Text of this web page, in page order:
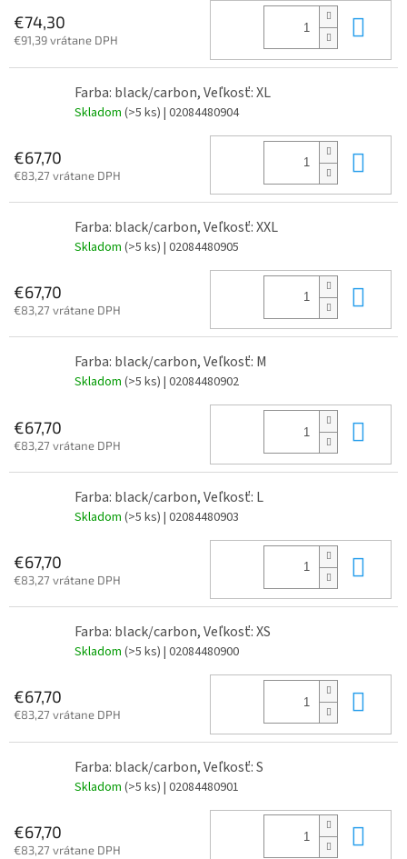
€74,30
€91,39 vrátane DPH
Farba: black/carbon, Veľkosť: XL
Skladom (>5 ks) | 02084480904
€67,70
€83,27 vrátane DPH
Farba: black/carbon, Veľkosť: XXL
Skladom (>5 ks) | 02084480905
€67,70
€83,27 vrátane DPH
Farba: black/carbon, Veľkosť: M
Skladom (>5 ks) | 02084480902
€67,70
€83,27 vrátane DPH
Farba: black/carbon, Veľkosť: L
Skladom (>5 ks) | 02084480903
€67,70
€83,27 vrátane DPH
Farba: black/carbon, Veľkosť: XS
Skladom (>5 ks) | 02084480900
€67,70
€83,27 vrátane DPH
Farba: black/carbon, Veľkosť: S
Skladom (>5 ks) | 02084480901
€67,70
€83,27 vrátane DPH